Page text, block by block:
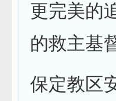
更完美的
的救主基
保定教区